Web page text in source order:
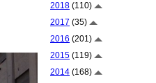
2018 (110)
2017 (35)
2016 (201)
2015 (119)
2014 (168)